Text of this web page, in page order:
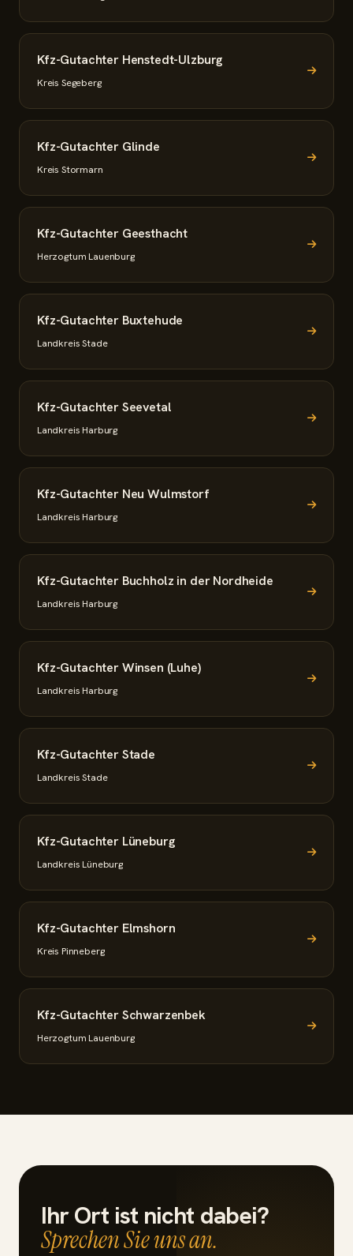
Kfz-Gutachter Henstedt-Ulzburg
Kreis Segeberg
Kfz-Gutachter Glinde
Kreis Stormarn
Kfz-Gutachter Geesthacht
Herzogtum Lauenburg
Kfz-Gutachter Buxtehude
Landkreis Stade
Kfz-Gutachter Seevetal
Landkreis Harburg
Kfz-Gutachter Neu Wulmstorf
Landkreis Harburg
Kfz-Gutachter Buchholz in der Nordheide
Landkreis Harburg
Kfz-Gutachter Winsen (Luhe)
Landkreis Harburg
Kfz-Gutachter Stade
Landkreis Stade
Kfz-Gutachter Lüneburg
Landkreis Lüneburg
Kfz-Gutachter Elmshorn
Kreis Pinneberg
Kfz-Gutachter Schwarzenbek
Herzogtum Lauenburg
Ihr Ort ist nicht dabei?
Sprechen Sie uns an.